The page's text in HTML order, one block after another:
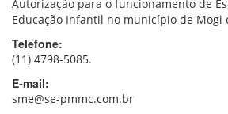
Autorização para o funcionamento de
Educação Infantil no município de Mogi
Telefone:
(11) 4798-5085.
E-mail:
sme@se-pmmc.com.br